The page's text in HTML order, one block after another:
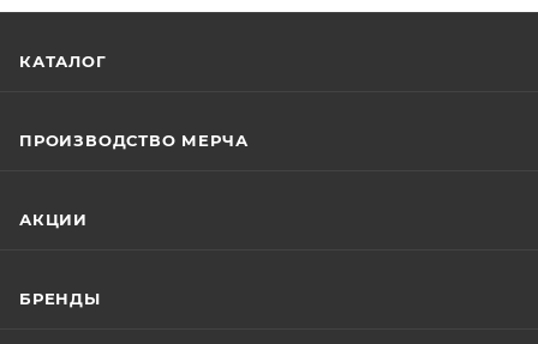
КАТАЛОГ
ПРОИЗВОДСТВО МЕРЧА
АКЦИИ
БРЕНДЫ